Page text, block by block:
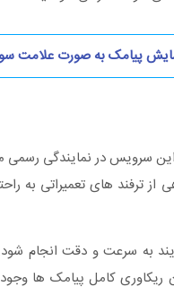
پیامک به صورت علامت
سرویس در نمایندگی رسمی
های تعمیراتی به
سرعت و دقت انجام شود.
ریکاوری کامل پیامک ها